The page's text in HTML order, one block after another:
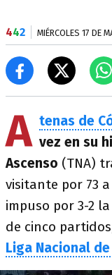
442 MIÉRCOLES 17 DE
A tenas de
vez en su
Ascenso (TNA)
visitante por 73
impuso por 3-2
de cinco
Liga Nacional